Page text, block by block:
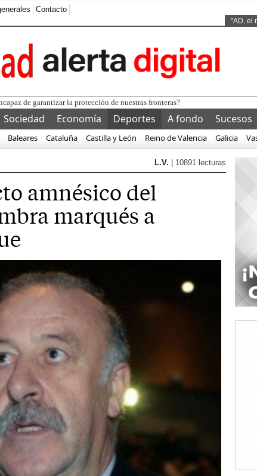
Contacto
"AD, el
Sociedad Economía Deportes A fondo Sucesos
Baleares Cataluña Castilla y León Reino de Valencia Galicia
L.V. | 10891 lecturas
amnésico del
marqués a